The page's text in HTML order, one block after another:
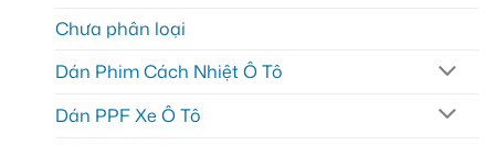
Chưa phân loại
Dán Phim Cách Nhiệt Ô Tô
Dán PPF Xe Ô Tô